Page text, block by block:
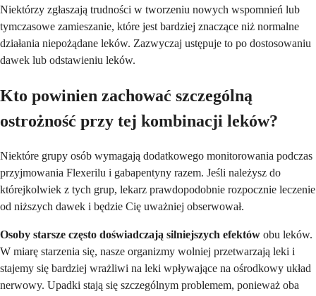
Niektórzy zgłaszają trudności w tworzeniu nowych wspomnień lub
tymczasowe zamieszanie, które jest bardziej znaczące niż normalne
działania niepożądane leków. Zazwyczaj ustępuje to po dostosowaniu
dawek lub odstawieniu leków.
Kto powinien zachować szczególną
ostrożność przy tej kombinacji leków?
Niektóre grupy osób wymagają dodatkowego monitorowania podczas
przyjmowania Flexerilu i gabapentyny razem. Jeśli należysz do
którejkolwiek z tych grup, lekarz prawdopodobnie rozpocznie leczenie
od niższych dawek i będzie Cię uważniej obserwował.
Osoby starsze często doświadczają silniejszych efektów obu leków.
W miarę starzenia się, nasze organizmy wolniej przetwarzają leki i
stajemy się bardziej wrażliwi na leki wpływające na ośrodkowy układ
nerwowy. Upadki stają się szczególnym problemem, ponieważ oba